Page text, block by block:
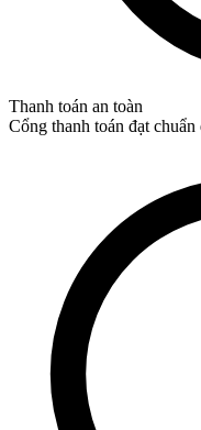
Thanh toán an toàn
Cổng thanh toán đạt